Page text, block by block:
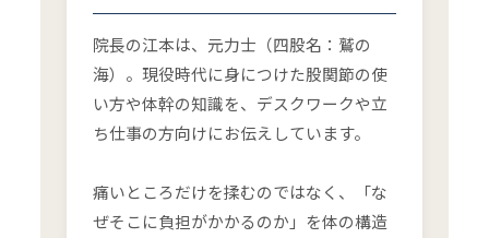
院長の江本は、元力士（四股名：鷲の
海）。現役時代に身につけた股関節の使
い方や体幹の知識を、デスクワークや立
ち仕事の方向けにお伝えしています。
痛いところだけを揉むのではなく、「な
ぜそこに負担がかかるのか」を体の構造